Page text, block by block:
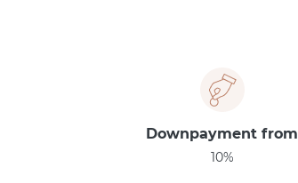
Downpayment from
10%